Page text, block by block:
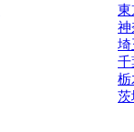
東
神
埼
千
栃
茨